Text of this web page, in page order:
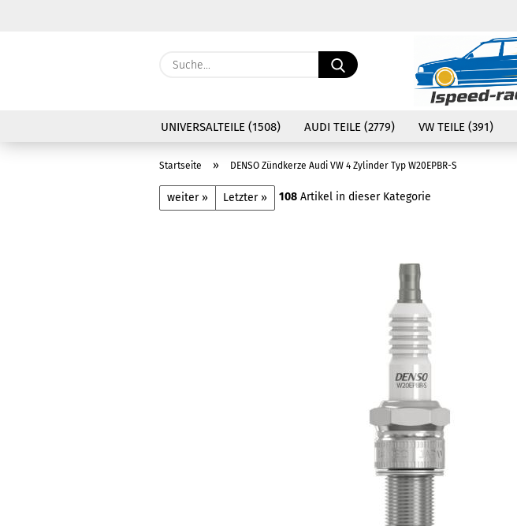
Suche...
UNIVERSALTEILE (1508) AUDI TEILE (2779) VW TEILE (391)
Startseite » DENSO Zündkerze Audi VW 4 Zylinder Typ W20EPBR-S
weiter » Letzter » 108 Artikel in dieser Kategorie